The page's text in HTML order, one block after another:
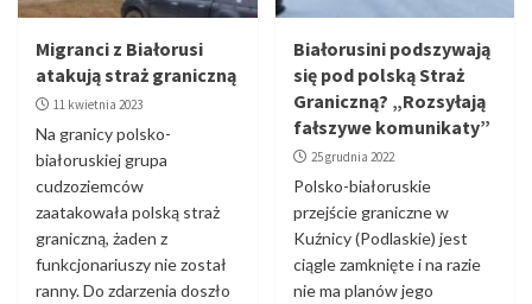
Migranci z Białorusi
atakują straż graniczną
11 kwietnia 2023
Na granicy polsko-
białoruskiej grupa
cudzoziemców
zaatakowała polską straż
graniczną, żaden z
funkcjonariuszy nie został
ranny. Do zdarzenia doszło
Białorusini podszywają
się pod polską Straż
Graniczną? „Rozsyłają
fałszywe komunikaty”
25 grudnia 2022
Polsko-białoruskie
przejście graniczne w
Kuźnicy (Podlaskie) jest
ciągle zamknięte i na razie
nie ma planów jego